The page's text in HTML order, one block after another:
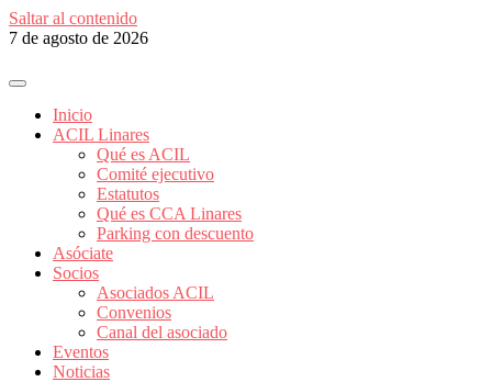
Saltar al contenido
7 de agosto de 2026
Inicio
ACIL Linares
Qué es ACIL
Comité ejecutivo
Estatutos
Qué es CCA Linares
Parking con descuento
Asóciate
Socios
Asociados ACIL
Convenios
Canal del asociado
Eventos
Noticias